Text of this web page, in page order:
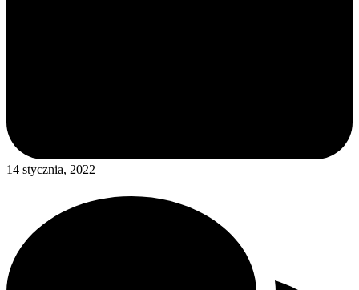
14 stycznia, 2022